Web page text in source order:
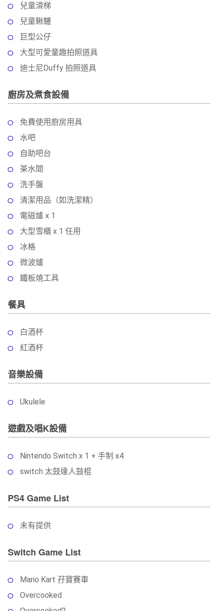
兒童滑梯
兒童鞦韆
巨型公仔
大型可愛童趣拍照道具
迪士尼Duffy 拍照道具
廚房及煮食設備
免費使用廚房用具
水吧
自助吧台
茶水間
洗手盤
清潔用品（如洗潔精）
電磁爐 x 1
大型雪櫃 x 1 任用
冰格
微波爐
鐵板燒工具
餐具
白酒杯
紅酒杯
音樂設備
Ukulele
遊戲及唱K設備
Nintendo Switch x 1 + 手制 x4
switch 太鼓達人鼓棍
PS4 Game List
未有提供
Switch Game List
Mario Kart 孖寶賽車
Overcooked